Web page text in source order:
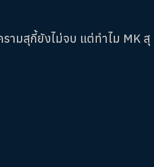
ามสุกี้ยังไม่จบ แต่ทำไม MK สุ